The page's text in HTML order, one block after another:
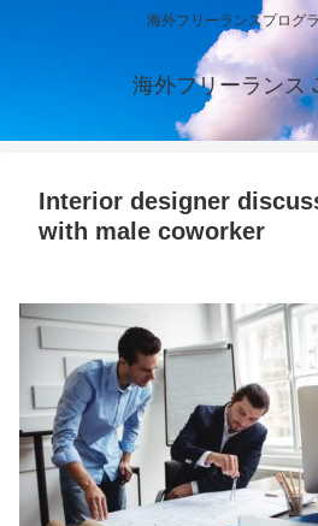
海外フリーランスプログ
海外フリーランス
Interior designer
with male coworker